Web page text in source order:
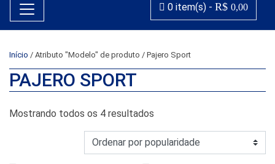
0 item(s) - R$ 0,00
Início / Atributo "Modelo" de produto / Pajero Sport
PAJERO SPORT
Mostrando todos os 4 resultados